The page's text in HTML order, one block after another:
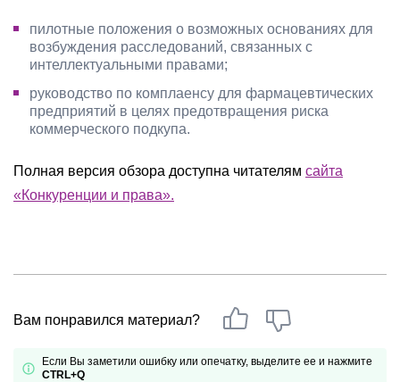
пилотные положения о возможных основаниях для
возбуждения расследований, связанных с
интеллектуальными правами;
руководство по комплаенсу для фармацевтических
предприятий в целях предотвращения риска
коммерческого подкупа.
Полная версия обзора доступна читателям сайта
«Конкуренции и права».
Вам понравился материал?
Если Вы заметили ошибку или опечатку, выделите ее и нажмите
CTRL+Q